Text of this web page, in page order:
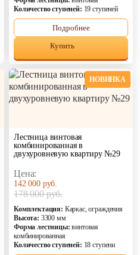
Количество ступеней: 19 ступеней
Подробнее
Купить
НОВИНКА
Лестница винтовая
комбинированная в
двухуровневую квартиру №29
Цена:
142 000 руб.
178 000 руб.
Комплектация: Каркас, ограждения
Высота: 3300 мм
Форма лестницы: винтовая
комбинированная
Количество ступеней: 18 ступени